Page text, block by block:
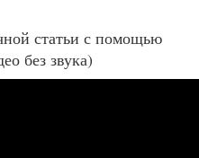
статьи с помощью
без звука)